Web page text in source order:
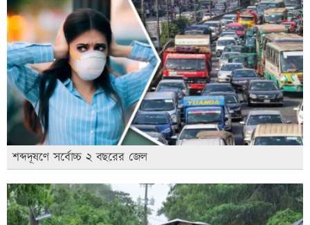
শব্দদূষণে সর্বোচ্চ ২ বছরের জেল